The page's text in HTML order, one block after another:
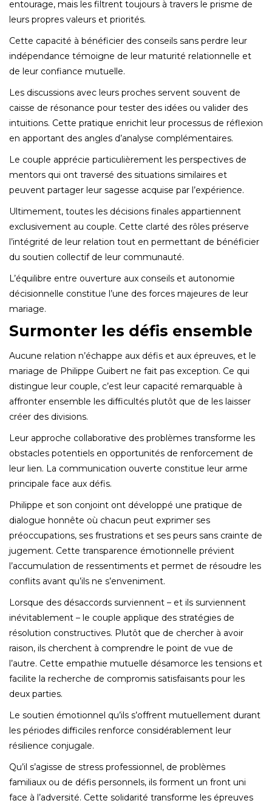
entourage, mais les filtrent toujours à travers le prisme de
leurs propres valeurs et priorités.
Cette capacité à bénéficier des conseils sans perdre leur
indépendance témoigne de leur maturité relationnelle et
de leur confiance mutuelle.
Les discussions avec leurs proches servent souvent de
caisse de résonance pour tester des idées ou valider des
intuitions. Cette pratique enrichit leur processus de réflexion
en apportant des angles d’analyse complémentaires.
Le couple apprécie particulièrement les perspectives de
mentors qui ont traversé des situations similaires et
peuvent partager leur sagesse acquise par l’expérience.
Ultimement, toutes les décisions finales appartiennent
exclusivement au couple. Cette clarté des rôles préserve
l’intégrité de leur relation tout en permettant de bénéficier
du soutien collectif de leur communauté.
L’équilibre entre ouverture aux conseils et autonomie
décisionnelle constitue l’une des forces majeures de leur
mariage.
Surmonter les défis ensemble
Aucune relation n’échappe aux défis et aux épreuves, et le
mariage de Philippe Guibert ne fait pas exception. Ce qui
distingue leur couple, c’est leur capacité remarquable à
affronter ensemble les difficultés plutôt que de les laisser
créer des divisions.
Leur approche collaborative des problèmes transforme les
obstacles potentiels en opportunités de renforcement de
leur lien. La communication ouverte constitue leur arme
principale face aux défis.
Philippe et son conjoint ont développé une pratique de
dialogue honnête où chacun peut exprimer ses
préoccupations, ses frustrations et ses peurs sans crainte de
jugement. Cette transparence émotionnelle prévient
l’accumulation de ressentiments et permet de résoudre les
conflits avant qu’ils ne s’enveniment.
Lorsque des désaccords surviennent – et ils surviennent
inévitablement – le couple applique des stratégies de
résolution constructives. Plutôt que de chercher à avoir
raison, ils cherchent à comprendre le point de vue de
l’autre. Cette empathie mutuelle désamorce les tensions et
facilite la recherche de compromis satisfaisants pour les
deux parties.
Le soutien émotionnel qu’ils s’offrent mutuellement durant
les périodes difficiles renforce considérablement leur
résilience conjugale.
Qu’il s’agisse de stress professionnel, de problèmes
familiaux ou de défis personnels, ils forment un front uni
face à l’adversité. Cette solidarité transforme les épreuves